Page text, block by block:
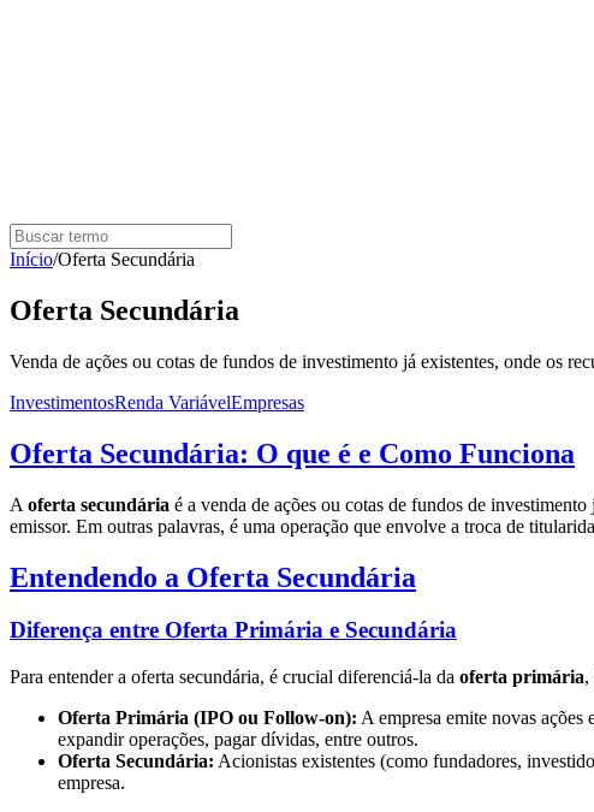
Início/Oferta Secundária
Oferta Secundária
Venda de ações ou cotas de fundos de investimento já existentes, onde os
InvestimentosRenda VariávelEmpresas
Oferta Secundária: O que é e Como Funciona
A oferta secundária é a venda de ações ou cotas de fundos de
emissor. Em outras palavras, é uma operação que envolve a troca de
Entendendo a Oferta Secundária
Diferença entre Oferta Primária e Secundária
Para entender a oferta secundária, é crucial diferenciá-la da oferta primária,
Oferta Primária (IPO ou Follow-on): A empresa emite novas
expandir operações, pagar dívidas, entre outros.
Oferta Secundária: Acionistas existentes (como fundadores,
empresa.